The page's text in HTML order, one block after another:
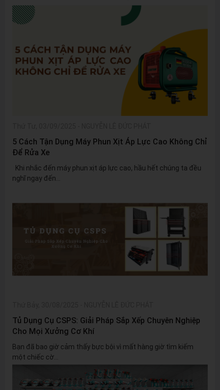
5 Cách Tận Dụng Máy Phun Xịt Áp Lực Cao Không Chỉ
Để Rửa Xe
Khi nhắc đến máy phun xịt áp lực cao, hầu hết chúng ta đều
nghĩ ngay đến...
Tủ Dụng Cụ CSPS: Giải Pháp Sắp Xếp Chuyên Nghiệp
Cho Mọi Xưởng Cơ Khí
Bạn đã bao giờ cảm thấy bực bội vì mất hàng giờ tìm kiếm
một chiếc cờ...